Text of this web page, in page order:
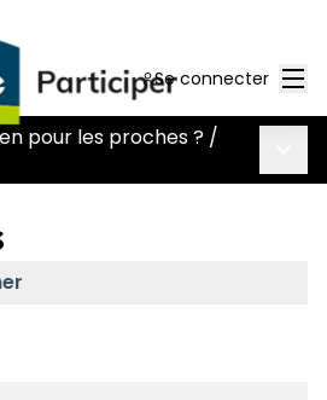
Se connecter
pour les proches ? /